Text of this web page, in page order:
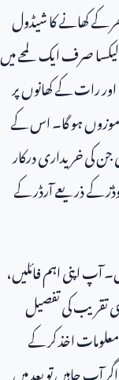
کے کھانے کا شیڈول
صرف ایک لمحے میں
اور رات کے کھانوں پر
ہو گا۔ اس کے
کی خریداری درکار
کے ذریعے آرڈر کے
آپ اپنی اہم فائلیں،
تقریب کی تفصیل
اخذ کر کے
آپ چاہیں تو بعد میں